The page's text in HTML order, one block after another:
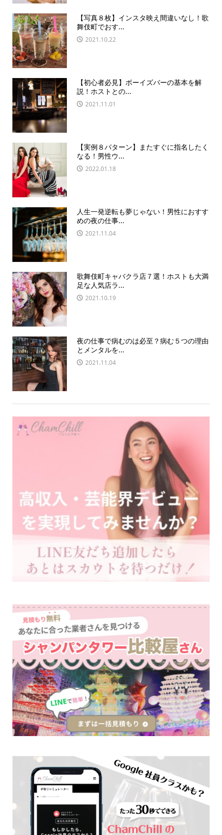
【写真８枚】インスタ映え間違いなし！歌
舞伎町でおす...
2021.10.22
【初心者必見】ボーイズバーの基本を解
説！ホストとの...
2021.11.01
【実例８パターン】またすぐに指名したく
なる！男性ウ...
2022.01.18
人生一発逆転も夢じゃない！男性におすす
めの夜の仕事...
2021.11.04
歌舞伎町キャバクラ店７選！ホストも大満
足な人気店ラ...
2021.10.19
夜の仕事で病むのは必至？病む５つの理由
とメンタルを...
2021.11.04